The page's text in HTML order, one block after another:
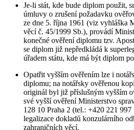
Je-li stát, kde bude diplom použit,
úmluvy o zrušení požadavku
ze dne 5. října 1961 (viz vyhláška
věcí č. 45/1999 Sb.), provádí
konečné ověření diplomu tzv.
se diplom již nepředkládá k
úřadem státu, kde má být diplom
Opatřit vyšším ověřením lze i
diplomu; na notářsky ověřenou
originál byl již příslušným vyšším
své vyšší ověření Ministerstvo
128 10 Praha 2 (tel.: +420 221 997
legalizace dokladů konzulárního
zahraničních věcí.